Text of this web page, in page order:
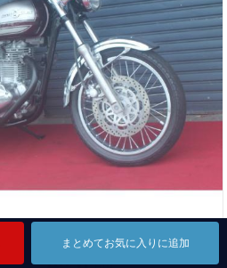
まとめてお気に入りに追加
まとめてお気に入りに追加
支払総額
まとめてお気に入りに追加